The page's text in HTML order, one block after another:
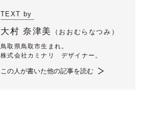
TEXT by
大村 奈津美 （ おおむらなつみ）
鳥取県鳥取市生まれ。
株式会社カミナリ デザイナー。
この人が書いた他の記事を読む